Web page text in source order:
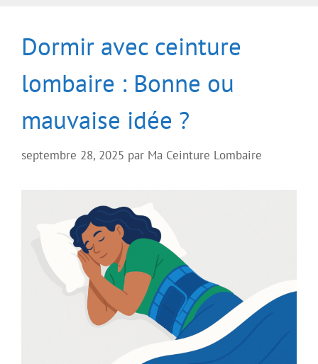
Dormir avec ceinture
lombaire : Bonne ou
mauvaise idée ?
septembre 28, 2025 par Ma Ceinture Lombaire